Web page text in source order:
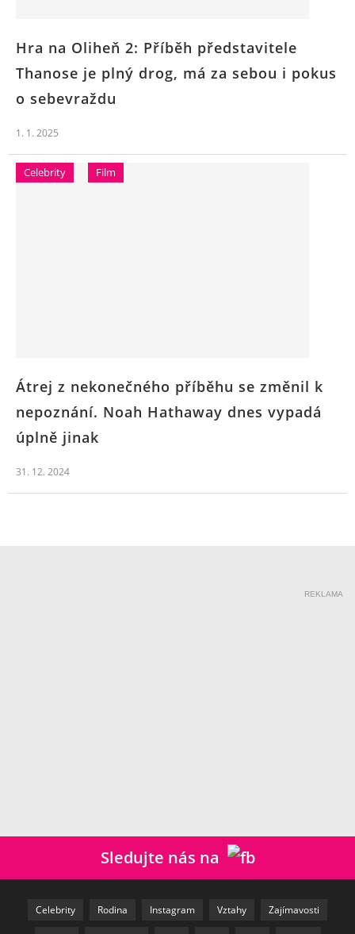
Hra na Oliheň 2: Příběh představitele
Thanose je plný drog, má za sebou i pokus
o sebevraždu
1. 1. 2025
Celebrity Film
Átrej z nekonečného příběhu se změnil k
nepoznání. Noah Hathaway dnes vypadá
úplně jinak
31. 12. 2024
REKLAMA
Sledujte nás na
Celebrity Rodina Instagram Vztahy Zajímavosti